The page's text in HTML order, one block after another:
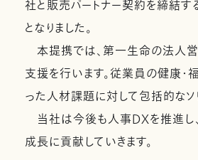
社と販売パートナー契約を締結
となりました。
本提携では、第一生命の法人営
支援を行います。従業員の健康・
った人材課題に対して包括的なソ
当社は今後も人事DXを推進し
成長に貢献していきます。